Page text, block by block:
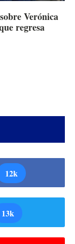
Verónica
regresa
12k
13k